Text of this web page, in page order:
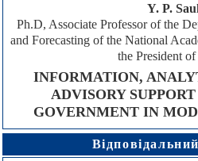
Y. P.
Ph.D, Associate Professor of the
and Forecasting of the National
the President
INFORMATION,
ADVISORY
GOVERNMENT IN